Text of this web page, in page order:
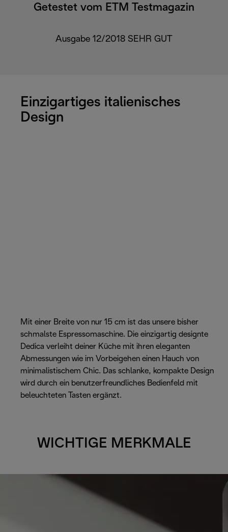
Getestet vom ETM Testmagazin
Ausgabe 12/2018 SEHR GUT
Einzigartiges italienisches
Design
Mit einer Breite von nur 15 cm ist das unsere bisher
schmalste Espressomaschine. Die einzigartig designte
Dedica verleiht deiner Küche mit ihren eleganten
Abmessungen wie im Vorbeigehen einen Hauch von
minimalistischem Chic. Das schlanke, kompakte Design
wird durch ein benutzerfreundliches Bedienfeld mit
beleuchteten Tasten ergänzt.
WICHTIGE MERKMALE